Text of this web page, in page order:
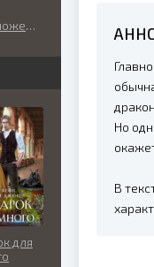
Но
В
для